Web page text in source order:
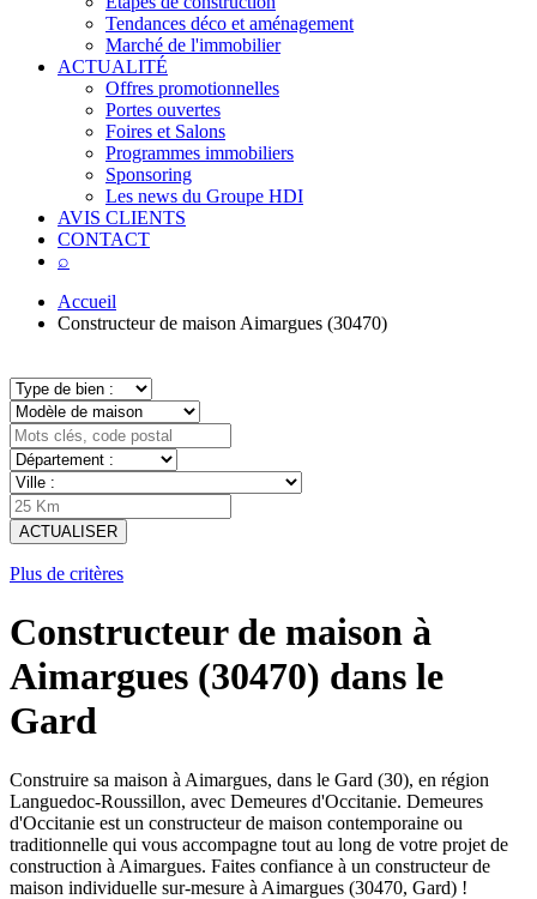
Tendances déco et aménagement
Marché de l'immobilier
ACTUALITÉ
Offres promotionnelles
Portes ouvertes
Foires et Salons
Programmes immobiliers
Sponsoring
Les news du Groupe HDI
AVIS CLIENTS
CONTACT
⌕
Accueil
Constructeur de maison Aimargues (30470)
ACTUALISER
Plus de critères
Constructeur de maison à
Aimargues (30470) dans le
Gard
Construire sa maison à Aimargues, dans le Gard (30), en région
Languedoc-Roussillon, avec Demeures d'Occitanie. Demeures
d'Occitanie est un constructeur de maison contemporaine ou
traditionnelle qui vous accompagne tout au long de votre projet de
construction à Aimargues. Faites confiance à un constructeur de
maison individuelle sur-mesure à Aimargues (30470, Gard) !